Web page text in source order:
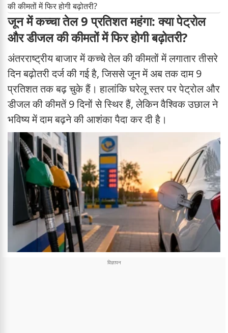
की कीमतों में फिर होगी बढ़ोतरी?
जून में कच्चा तेल 9 प्रतिशत महंगा: क्या पेट्रोल
और डीजल की कीमतों में फिर होगी बढ़ोतरी?
अंतरराष्ट्रीय बाजार में कच्चे तेल की कीमतों में लगातार तीसरे
दिन बढ़ोतरी दर्ज की गई है, जिससे जून में अब तक दाम 9
प्रतिशत तक बढ़ चुके हैं। हालांकि घरेलू स्तर पर पेट्रोल और
डीजल की कीमतें 9 दिनों से स्थिर हैं, लेकिन वैश्विक उछाल ने
भविष्य में दाम बढ़ने की आशंका पैदा कर दी है।